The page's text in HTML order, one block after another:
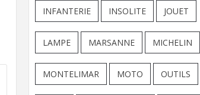
INFANTERIE INSOLITE JOUET
LAMPE MARSANNE MICHELIN
MONTELIMAR MOTO OUTILS